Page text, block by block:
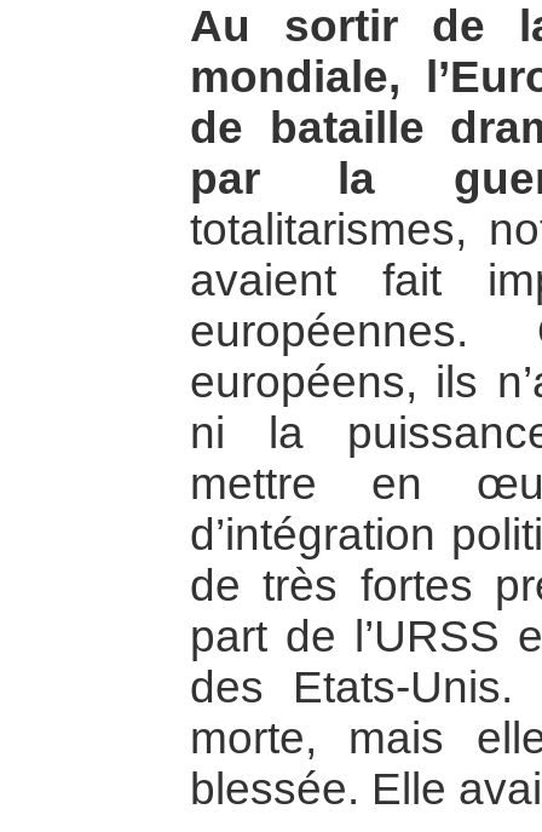
Au sortir de
mondiale,
de bataille
par la
totalitarismes,
avaient fait
européens, ils
ni la
mettre en
d’intégration
de très fortes
part de l’URSS
des Etats-Unis.
morte, mais
blessée. Elle